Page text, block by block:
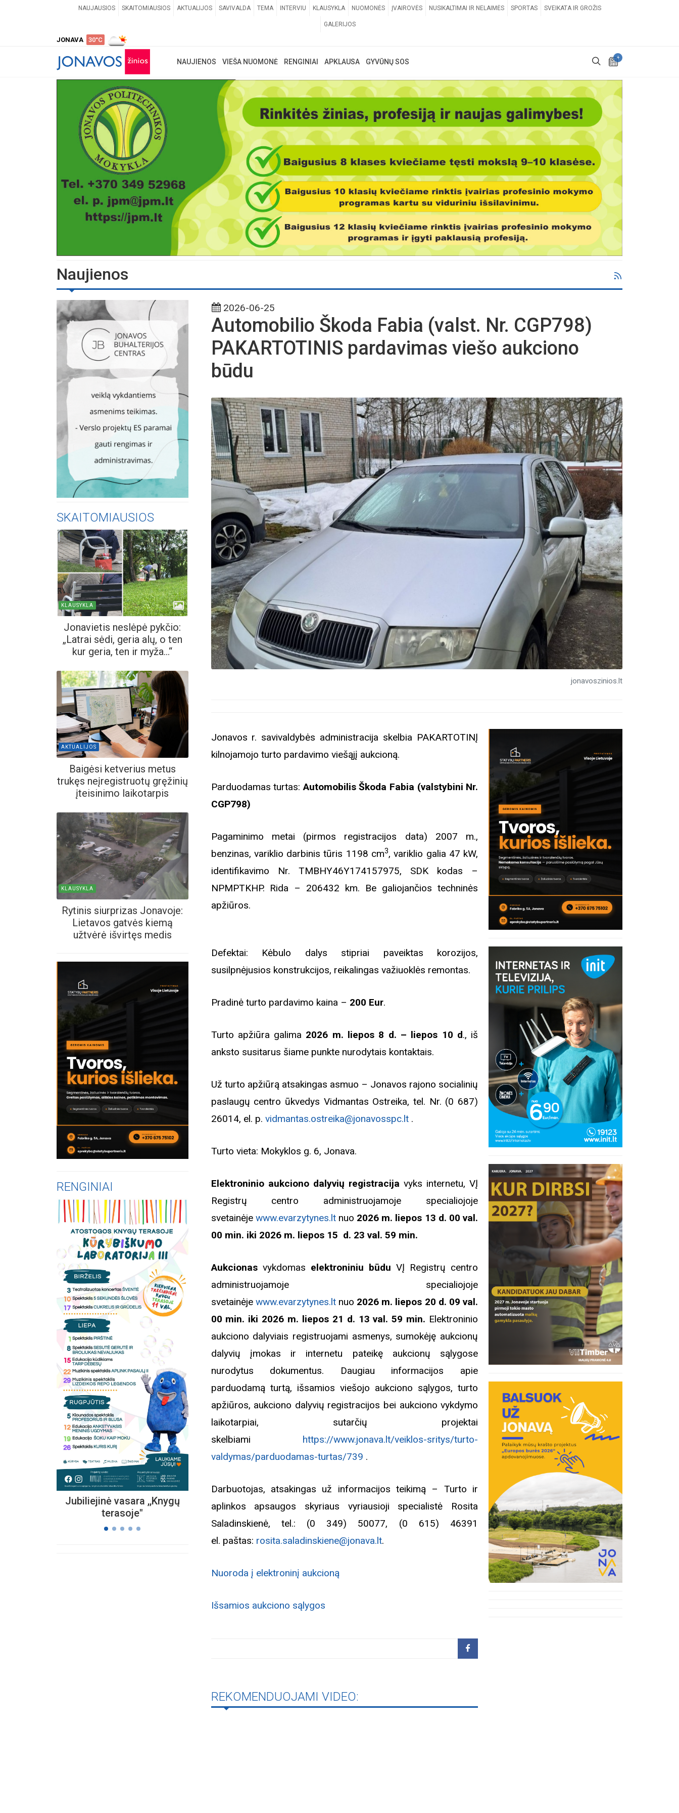
NAUJAUSIOS SKAITOMIAUSIOS AKTUALIJOS SAVIVALDA TEMA INTERVIU KLAUSYKLA NUOMONĖS ĮVAIROVĖS NUSIKALTIMAI IR NELAIMĖS SPORTAS SVEIKATA IR GROŽIS
GALERIJOS
JONAVA 30°C
+
NAUJIENOS VIEŠA NUOMONĖ RENGINIAI APKLAUSA GYVŪNŲ SOS
Naujienos
SKAITOMIAUSIOS
KLAUSYKLA
Jonavietis neslėpė pykčio:
„Latrai sėdi, geria alų, o ten
kur geria, ten ir myža...“
AKTUALIJOS
Baigėsi ketverius metus
trukęs neįregistruotų gręžinių
įteisinimo laikotarpis
KLAUSYKLA
Rytinis siurprizas Jonavoje:
Lietavos gatvės kiemą
užtvėrė išvirtęs medis
RENGINIAI
Jubiliejinė vasara ,,Knygų
terasoje"
Kviečiame aplankyti parodą
„Nusišypsok mums,
Viešpatie“. Legendinio
spektaklio kelionė“
rugpjūčio mėnesį
Registracija į eitynes
2026-06-25
Automobilio Škoda Fabia (valst. Nr. CGP798)
PAKARTOTINIS pardavimas viešo aukciono
būdu
jonavoszinios.lt
Jonavos r. savivaldybės administracija skelbia PAKARTOTINĮ
kilnojamojo turto pardavimo viešąjį aukcioną.
Parduodamas turtas: Automobilis Škoda Fabia (valstybini Nr.
CGP798)
Pagaminimo metai (pirmos registracijos data) 2007 m.,
benzinas, variklio darbinis tūris 1198 cm3, variklio galia 47 kW,
identifikavimo Nr. TMBHY46Y174157975, SDK kodas –
NPMPTKHP. Rida – 206432 km. Be galiojančios techninės
apžiūros.
Defektai: Kėbulo dalys stipriai paveiktas korozijos,
susilpnėjusios konstrukcijos, reikalingas važiuoklės remontas.
Pradinė turto pardavimo kaina – 200 Eur.
Turto apžiūra galima 2026 m. liepos 8 d. – liepos 10 d., iš
anksto susitarus šiame punkte nurodytais kontaktais.
Už turto apžiūrą atsakingas asmuo – Jonavos rajono socialinių
paslaugų centro ūkvedys Vidmantas Ostreika, tel. Nr. (0 687)
26014, el. p. vidmantas.ostreika@jonavosspc.lt .
Turto vieta: Mokyklos g. 6, Jonava.
Elektroninio aukciono dalyvių registracija vyks internetu, VĮ
Registrų centro administruojamoje specialiojoje
svetainėje www.evarzytynes.lt nuo 2026 m. liepos 13 d. 00 val.
00 min. iki 2026 m. liepos 15 d. 23 val. 59 min.
Aukcionas vykdomas elektroniniu būdu VĮ Registrų centro
administruojamoje specialiojoje
svetainėje www.evarzytynes.lt nuo 2026 m. liepos 20 d. 09 val.
00 min. iki 2026 m. liepos 21 d. 13 val. 59 min. Elektroninio
aukciono dalyviais registruojami asmenys, sumokėję aukcionų
dalyvių įmokas ir internetu pateikę aukcionų sąlygose
nurodytus dokumentus. Daugiau informacijos apie
parduodamą turtą, išsamios viešojo aukciono sąlygos, turto
apžiūros, aukciono dalyvių registracijos bei aukciono vykdymo
laikotarpiai, sutarčių projektai
skelbiami https://www.jonava.lt/veiklos-sritys/turto-
valdymas/parduodamas-turtas/739 .
Darbuotojas, atsakingas už informacijos teikimą – Turto ir
aplinkos apsaugos skyriaus vyriausioji specialistė Rosita
Saladinskienė, tel.: (0 349) 50077, (0 615) 46391
el. paštas: rosita.saladinskiene@jonava.lt.
Nuoroda į elektroninį aukcioną
Išsamios aukciono sąlygos
REKOMENDUOJAMI VIDEO: